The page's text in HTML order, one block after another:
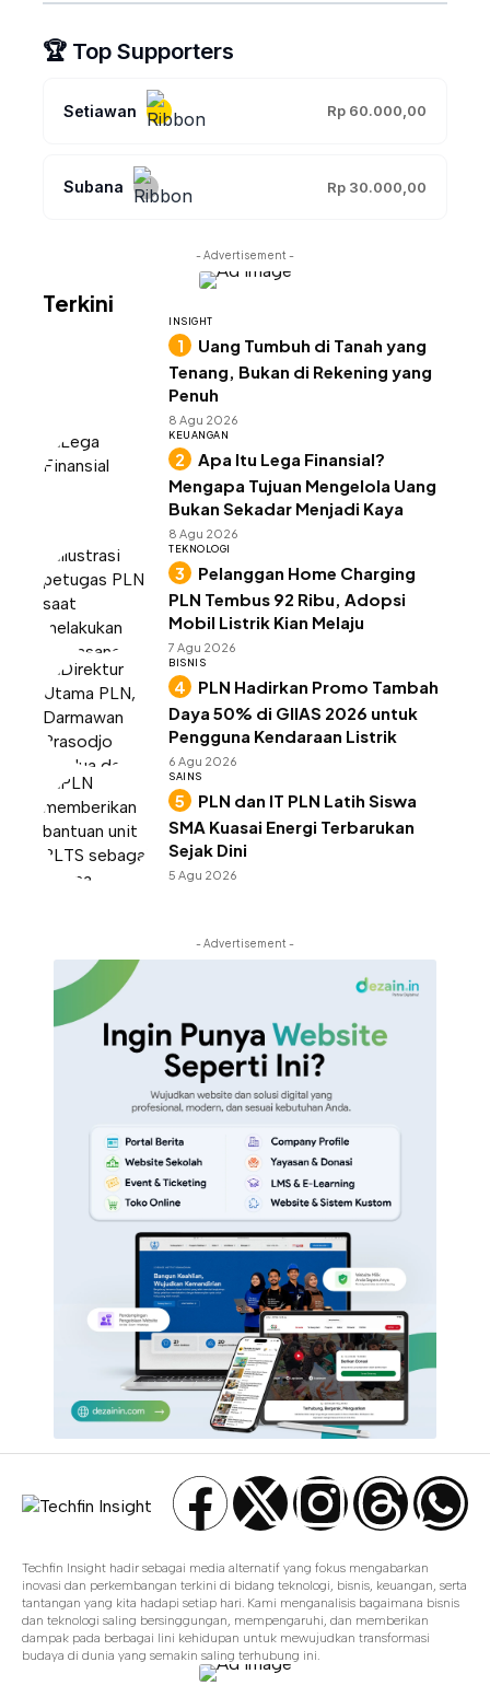
🏆 Top Supporters
Setiawan Rp 60.000,00
Subana Rp 30.000,00
- Advertisement -
Terkini
INSIGHT
Uang Tumbuh di Tanah yang
Tenang, Bukan di Rekening yang
Penuh
8 Agu 2026
KEUANGAN
Apa Itu Lega Finansial?
Mengapa Tujuan Mengelola Uang
Bukan Sekadar Menjadi Kaya
8 Agu 2026
TEKNOLOGI
Pelanggan Home Charging
PLN Tembus 92 Ribu, Adopsi
Mobil Listrik Kian Melaju
7 Agu 2026
BISNIS
PLN Hadirkan Promo Tambah
Daya 50% di GIIAS 2026 untuk
Pengguna Kendaraan Listrik
6 Agu 2026
SAINS
PLN dan IT PLN Latih Siswa
SMA Kuasai Energi Terbarukan
Sejak Dini
5 Agu 2026
- Advertisement -
Techfin Insight hadir sebagai media alternatif yang fokus mengabarkan
inovasi dan perkembangan terkini di bidang teknologi, bisnis, keuangan, serta
tantangan yang kita hadapi setiap hari. Kami menganalisis bagaimana bisnis
dan teknologi saling bersinggungan, mempengaruhi, dan memberikan
dampak pada berbagai lini kehidupan untuk mewujudkan transformasi
budaya di dunia yang semakin saling terhubung ini.